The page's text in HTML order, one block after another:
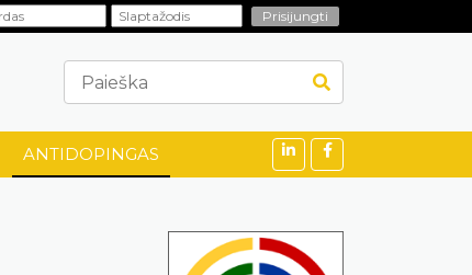
ANTIDOPINGAS